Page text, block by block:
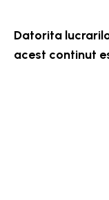
Datorita
acest continut